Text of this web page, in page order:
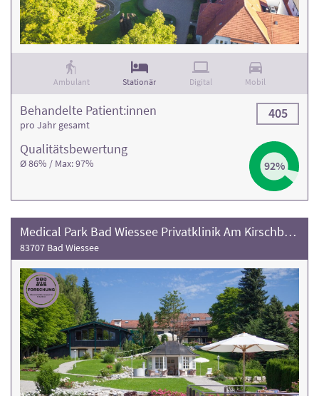
Ambulant Stationär Digital Mobil
Qualitäts­bewertung
Ø 86% / Max: 97% 92%
Behandelte Patient:innen
pro Jahr gesamt
405
Medical Park Bad Wiessee Privatklinik Am Kirschbaumhügel
83707 Bad Wiessee